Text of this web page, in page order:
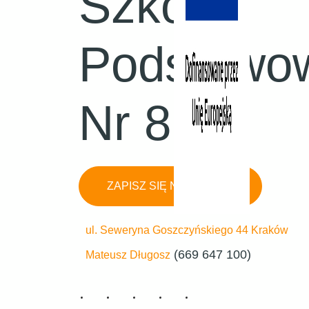
Nr 8
ZAPISZ SIĘ NA ZAJĘCIA
ul. Seweryna Goszczyńskiego 44 Kraków
Mateusz Długosz (669 647 100)